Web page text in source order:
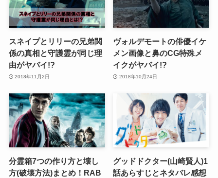
スネイプとリリーの兄弟関
係の真相と守護霊が同じ理
由がヤバイ!?
2018年11月2日
ヴォルデモートの俳優イケ
メン画像と鼻のCG特殊メ
イクがヤバイ!?
2018年10月24日
分霊箱7つの作り方と壊し
方(破壊方法)まとめ！RAB
グッドドクター(山崎賢人)1
話あらすじとネタバレ感想